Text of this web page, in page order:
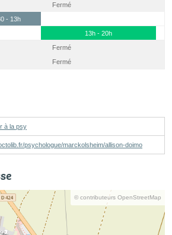
Fermé
- 13h
13h - 20h
Fermé
Fermé
à la psy
psychologue/marckolsheim/allison-doimo
© contributeurs OpenStreetMap